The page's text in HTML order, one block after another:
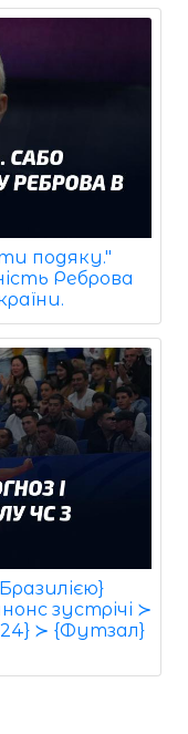
подяку."
Реброва
зустрічі ≻
≻ {Футзал}